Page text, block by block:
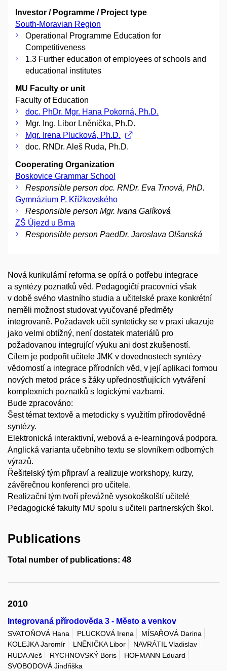
Investor / Pogramme / Project type
South-Moravian Region
Operational Programme Education for
Competitiveness
1.3 Further education of employees of schools and
educational institutes
MU Faculty or unit
Faculty of Education
doc. PhDr. Mgr. Hana Pokorná, Ph.D.
Mgr. Ing. Libor Lněnička, Ph.D.
Mgr. Irena Plucková, Ph.D.
doc. RNDr. Aleš Ruda, Ph.D.
Cooperating Organization
Boskovice Grammar School
Responsible person doc. RNDr. Eva Trnová, PhD.
Gymnázium P. Křížkovského
Responsible person Mgr. Ivana Galíková
ZŠ Újezd u Brna
Responsible person PaedDr. Jaroslava Olšanská
Nová kurikulární reforma se opírá o potřebu integrace
a syntézy poznatků věd. Pedagogičtí pracovníci však
v době svého vlastního studia a učitelské praxe konkrétní
neměli možnost studovat vyučované předměty
integrovaně. Požadavek učit synteticky se v praxi ukazuje
jako velmi obtížný, není dostatek materiálů pro
požadovanou integrující výuku ani dost zkušeností.
Cílem je podpořit učitele JMK v dovednostech syntézy
vědomostí a integrace přírodních věd, v její aplikaci formou
nových metod práce s žáky upřednostňujících vytváření
komplexních poznatků s logickými vazbami.
Bude zpracováno:
Šest témat textově a metodicky s využitím přírodovědné
syntézy.
Elektronická interaktivní, webová a e-learningová podpora.
Anglická varianta učebního textu se slovníkem odborných
výrazů.
Řešitelský tým připraví a realizuje workshopy, kurzy,
závěrečnou konferenci pro učitele.
Realizační tým tvoří převážně vysokoškolští učitelé
Pedagogické fakulty MU spolu s učiteli partnerských škol.
Publications
Total number of publications: 48
2010
Integrovaná přírodověda 3 - Město a venkov
SVATOŇOVÁ Hana PLUCKOVÁ Irena
MÍSAŘOVÁ Darina
KOLEJKA Jaromír
LNĚNIČKA Libor
NAVRÁTIL Vladislav
RUDA Aleš
RYCHNOVSKÝ Boris
HOFMANN Eduard
SVOBODOVÁ Jindřiška